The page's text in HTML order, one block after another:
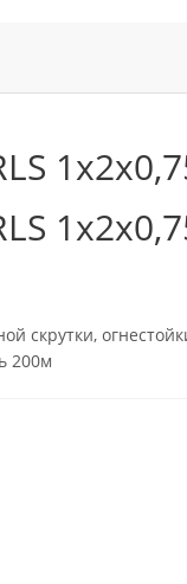
скрутки,
200м